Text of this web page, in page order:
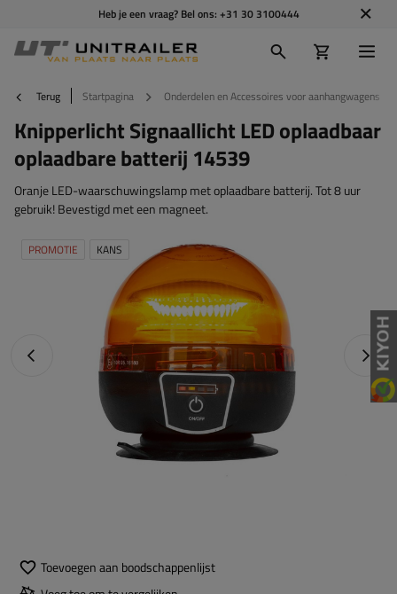
Heb je een vraag? Bel ons: +31 30 3100444
Terug Startpagina Onderdelen en Accessoires voor aanhangwagens
Knipperlicht Signaallicht LED oplaadbaar
oplaadbare batterij 14539
Oranje LED-waarschuwingslamp met oplaadbare batterij. Tot 8 uur
gebruik! Bevestigd met een magneet.
Vorige foto
PROMOTIE KANS
Toevoegen aan boodschappenlijst